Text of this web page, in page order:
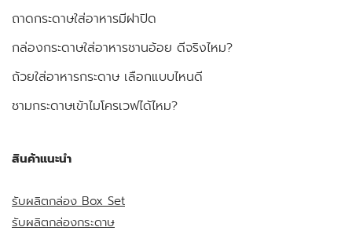
ถาดกระดาษใส่อาหารมีฝาปิด
กล่องกระดาษใส่อาหารชานอ้อย ดีจริงไหม?
ถ้วยใส่อาหารกระดาษ เลือกแบบไหนดี
ชามกระดาษเข้าไมโครเวฟได้ไหม?
สินค้าแนะนำ
รับผลิตกล่อง Box Set
รับผลิตกล่องกระดาษ